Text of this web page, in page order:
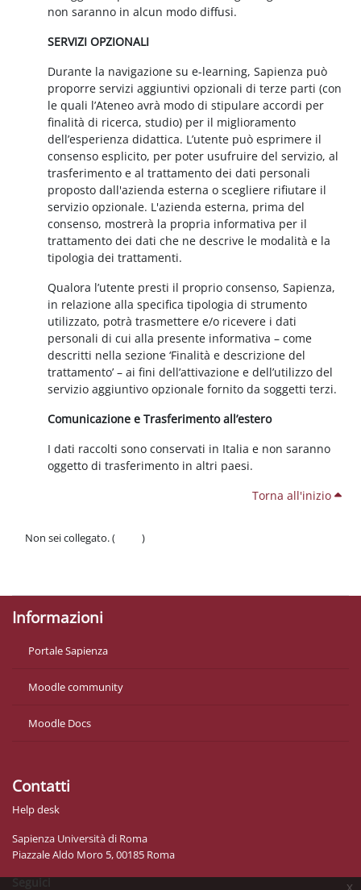
x
non saranno in alcun modo diffusi.
SERVIZI OPZIONALI
Durante la navigazione su e-learning, Sapienza può
proporre servizi aggiuntivi opzionali di terze parti (con
le quali l’Ateneo avrà modo di stipulare accordi per
finalità di ricerca, studio) per il miglioramento
dell’esperienza didattica. L’utente può esprimere il
consenso esplicito, per poter usufruire del servizio, al
trasferimento e al trattamento dei dati personali
proposto dall'azienda esterna o scegliere rifiutare il
servizio opzionale. L'azienda esterna, prima del
consenso, mostrerà la propria informativa per il
trattamento dei dati che ne descrive le modalità e la
tipologia dei trattamenti.
Qualora l’utente presti il proprio consenso, Sapienza,
in relazione alla specifica tipologia di strumento
utilizzato, potrà trasmettere e/o ricevere i dati
personali di cui alla presente informativa – come
descritti nella sezione ‘Finalità e descrizione del
trattamento’ – ai fini dell’attivazione e dell’utilizzo del
servizio aggiuntivo opzionale fornito da soggetti terzi.
Comunicazione e Trasferimento all’estero
I dati raccolti sono conservati in Italia e non saranno
oggetto di trasferimento in altri paesi.
Torna all'inizio
Non sei collegato. (
)
Informazioni
Portale Sapienza
Moodle community
Moodle Docs
Contatti
Help desk
Sapienza Università di Roma
Piazzale Aldo Moro 5, 00185 Roma
Seguici